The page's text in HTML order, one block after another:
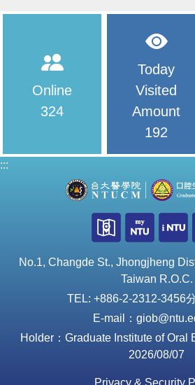
Online
324
Today
Visited
Amount
192
:::
No.1, Changde St., Jhongjheng
Taiwan R.O.C.
TEL: +886-2-2312-3456
E-mail：
Holder：Graduate Institute of Oral
2026/08/07
Privacy & Security